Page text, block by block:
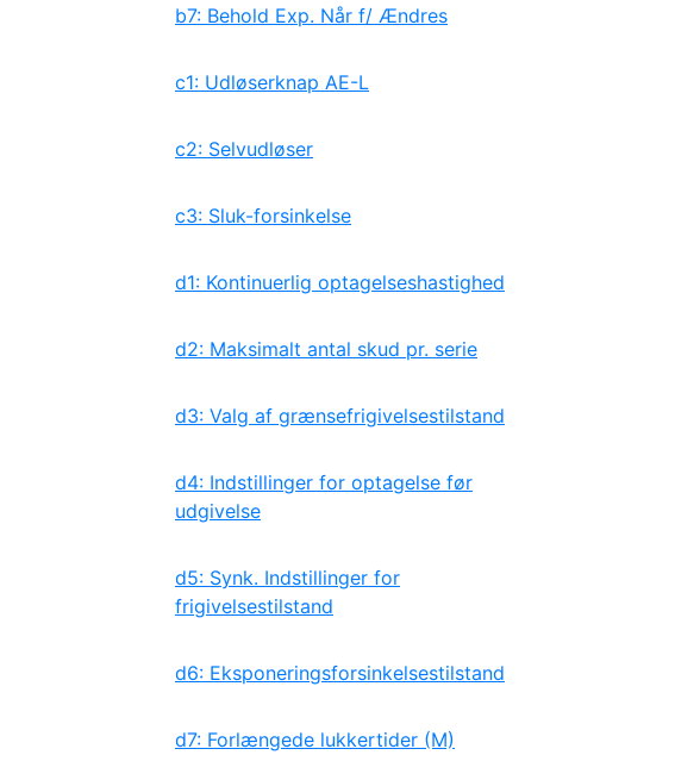
b7: Behold Exp. Når f/ Ændres
c1: Udløserknap AE-L
c2: Selvudløser
c3: Sluk-forsinkelse
d1: Kontinuerlig optagelseshastighed
d2: Maksimalt antal skud pr. serie
d3: Valg af grænsefrigivelsestilstand
d4: Indstillinger for optagelse før
udgivelse
d5: Synk. Indstillinger for
frigivelsestilstand
d6: Eksponeringsforsinkelsestilstand
d7: Forlængede lukkertider (M)